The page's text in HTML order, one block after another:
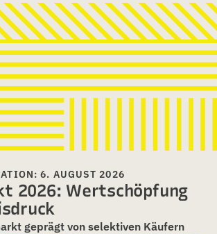
6. AUGUST 2026
2026: Wertschöpfung
geprägt von selektiven Käufern